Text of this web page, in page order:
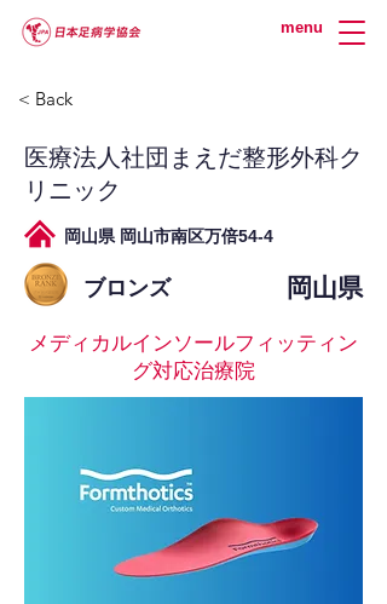
menu
< Back
医療法人社団まえだ整形外科ク
リニック
岡山県 岡山市南区万倍54-4
ブロンズ 岡山県
メディカルインソールフィッティン
グ対応治療院